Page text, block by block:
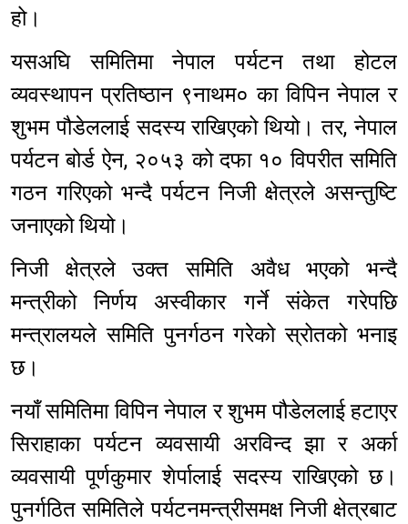
हो।
यसअघि समितिमा नेपाल पर्यटन तथा होटल
व्यवस्थापन प्रतिष्ठान ९नाथम० का विपिन नेपाल र
शुभम पौडेललाई सदस्य राखिएको थियो। तर, नेपाल
पर्यटन बोर्ड ऐन, २०५३ को दफा १० विपरीत समिति
गठन गरिएको भन्दै पर्यटन निजी क्षेत्रले असन्तुष्टि
जनाएको थियो।
निजी क्षेत्रले उक्त समिति अवैध भएको भन्दै
मन्त्रीको निर्णय अस्वीकार गर्ने संकेत गरेपछि
मन्त्रालयले समिति पुनर्गठन गरेको स्रोतको भनाइ
छ।
नयाँ समितिमा विपिन नेपाल र शुभम पौडेललाई हटाएर
सिराहाका पर्यटन व्यवसायी अरविन्द झा र अर्का
व्यवसायी पूर्णकुमार शेर्पालाई सदस्य राखिएको छ।
पुनर्गठित समितिले पर्यटनमन्त्रीसमक्ष निजी क्षेत्रबाट